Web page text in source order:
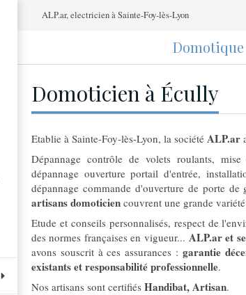
ALP.ar, electricien à Sainte-Foy-lès-Lyon
Domotique
Domoticien à Écully
Etablie à Sainte-Foy-lès-Lyon, la société ALP.ar
Dépannage contrôle de volets roulants,
dépannage ouverture portail d'entrée,
dépannage commande d'ouverture de porte
artisans domoticiencouvrent une grande
Etude et conseils personnalisés, respect de
des normes françaises en vigueur... ALP.ar et
avons souscrit à ces assurances :garantie
existants et responsabilité professionnelle.
Nos artisans sont certifiés Handibat, Artisan.